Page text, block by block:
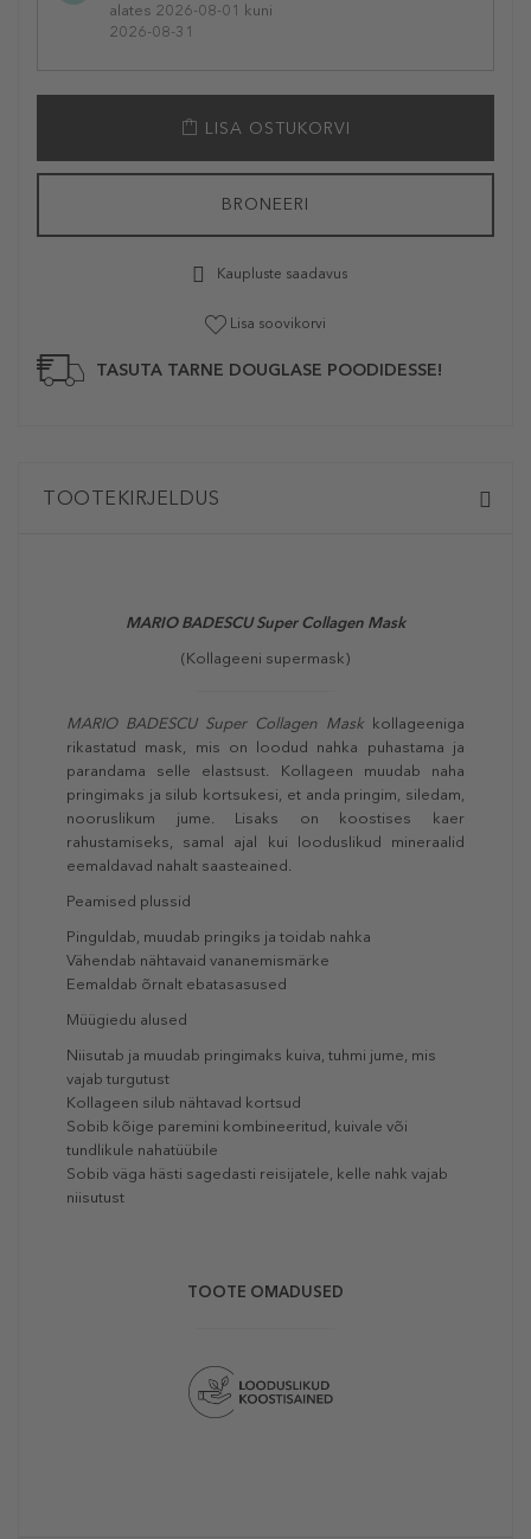
alates 2026-08-01 kuni
2026-08-31
LISA OSTUKORVI
BRONEERI
Kaupluste saadavus
Lisa soovikorvi
TASUTA TARNE DOUGLASE POODIDESSE!
TOOTEKIRJELDUS
MARIO BADESCUSuper Collagen Mask
(Kollageeni supermask)
MARIO BADESCU Super Collagen Mask kollageeniga
rikastatud mask, mis on loodud nahka puhastama ja
parandama selle elastsust. Kollageen muudab naha
pringimaks ja silub kortsukesi, et anda pringim, siledam,
nooruslikum jume. Lisaks on koostises kaer
rahustamiseks, samal ajal kui looduslikud mineraalid
eemaldavad nahalt saasteained.
Peamised plussid
Pinguldab, muudab pringiks ja toidab nahka
Vähendab nähtavaid vananemismärke
Eemaldab õrnalt ebatasasused
Müügiedu alused
Niisutab ja muudab pringimaks kuiva, tuhmi jume, mis
vajab turgutust
Kollageen silub nähtavad kortsud
Sobib kõige paremini kombineeritud, kuivale või
tundlikule nahatüübile
Sobib väga hästi sagedasti reisijatele, kelle nahk vajab
niisutust
TOOTE OMADUSED